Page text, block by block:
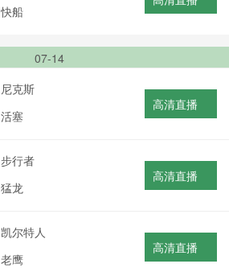
快船
07-14
尼克斯
活塞
高清直播
步行者
猛龙
高清直播
凯尔特人
老鹰
高清直播